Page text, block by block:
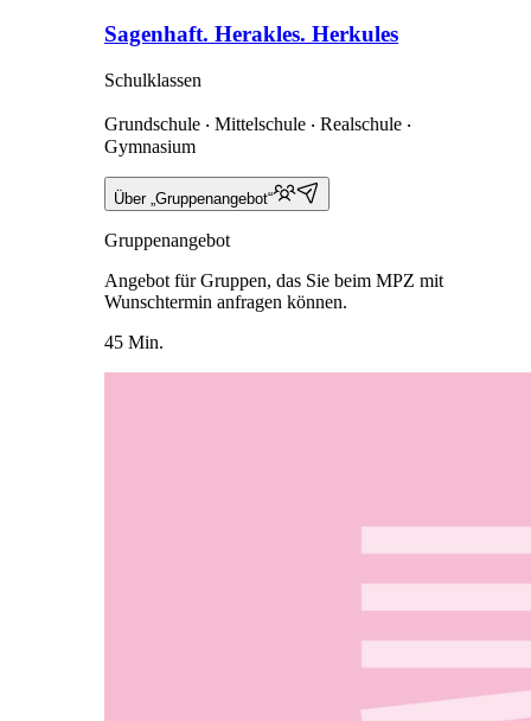
Sagenhaft. Herakles. Herkules
Schulklassen
Grundschule ‧ Mittelschule ‧ Realschule ‧
Gymnasium
Über „Gruppenangebot“
Gruppenangebot
Angebot für Gruppen, das Sie beim MPZ mit
Wunschtermin anfragen können.
45 Min.